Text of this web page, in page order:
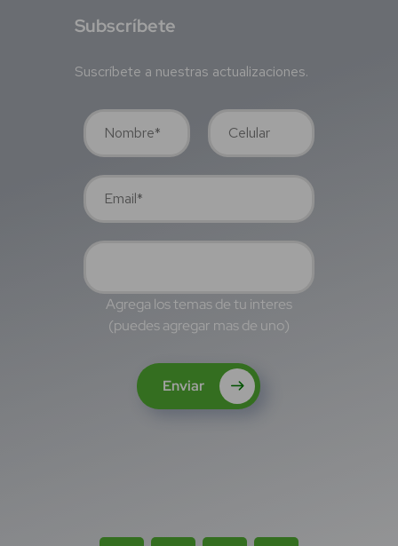
Subscríbete
Suscríbete a nuestras actualizaciones.
Agrega los temas de tu interes
(puedes agregar mas de uno)
Enviar